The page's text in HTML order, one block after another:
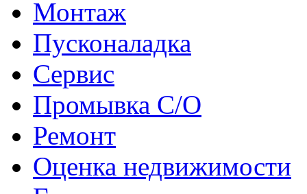
Монтаж
Пусконаладка
Сервис
Промывка С/О
Ремонт
Оценка недвижимости